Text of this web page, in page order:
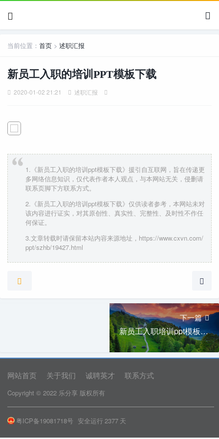
当前位置： 首页 > 述职汇报
新员工入职的培训PPT模板下载
2020-01-02 21:21 述职汇报
1.《新员工入职的培训ppt模板下载》援引自互联网，旨在传递更
多网络信息知识，仅代表作者本人观点，与本网站无关，侵删请
联系页脚下方联系方式。
2.《新员工入职的培训ppt模板下载》仅供读者参考，本网站未对
该内容进行证实，对其原创性、真实性、完整性、及时性不作任
何保证。
3.文章转载时请保留本站内容来源地址，https://www.cxvn.com/
ppt/szhb/19427.html
下一篇
新员工入职培训ppt模板下载
网站首页 关于我们 诚聘英才 联系方式
Copyright © 2022 乐分享 版权所有
粤ICP备19081718号 安全运行2377 天